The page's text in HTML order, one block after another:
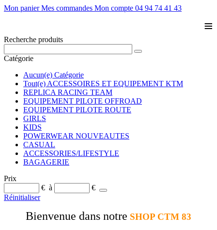
Mon panier Mes commandes Mon compte 04 94 74 41 43
≡
Recherche produits
Catégorie
Aucun(e) Catégorie
Tout(e) ACCESSOIRES ET EQUIPEMENT KTM
REPLICA RACING TEAM
EQUIPEMENT PILOTE OFFROAD
EQUIPEMENT PILOTE ROUTE
GIRLS
KIDS
POWERWEAR NOUVEAUTES
CASUAL
ACCESSORIES/LIFESTYLE
BAGAGERIE
Prix
€ à
€
Réinitialiser
Bienvenue dans notre SHOP CTM 83